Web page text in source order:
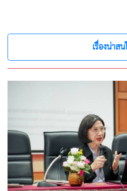
เรื่องน่าส